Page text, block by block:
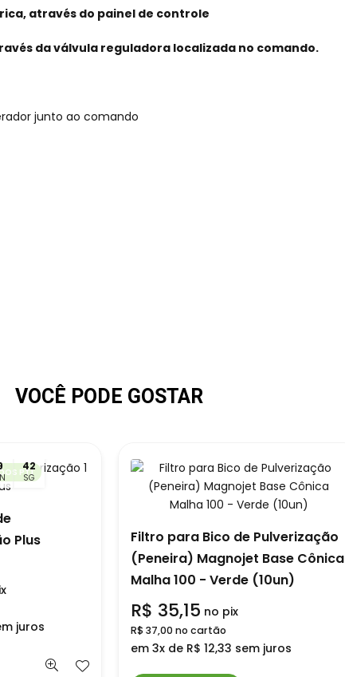
através do painel de controle
da válvula reguladora localizada no comando.
junto ao comando
VOCÊ PODE GOSTAR
PT1
42
SG
Plus
juros
Filtro para Bico de Pulverização
(Peneira) Magnojet Base Cônica
Malha 100 - Verde (10un)
R$ 35,15 no pix
R$ 37,00 no cartão
em 3x de R$ 12,33 sem juros